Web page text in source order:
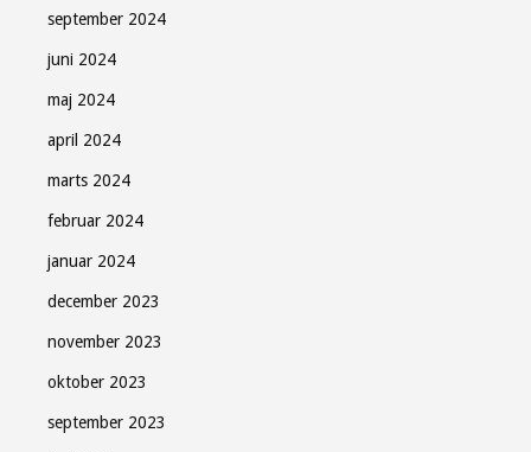
september 2024
juni 2024
maj 2024
april 2024
marts 2024
februar 2024
januar 2024
december 2023
november 2023
oktober 2023
september 2023